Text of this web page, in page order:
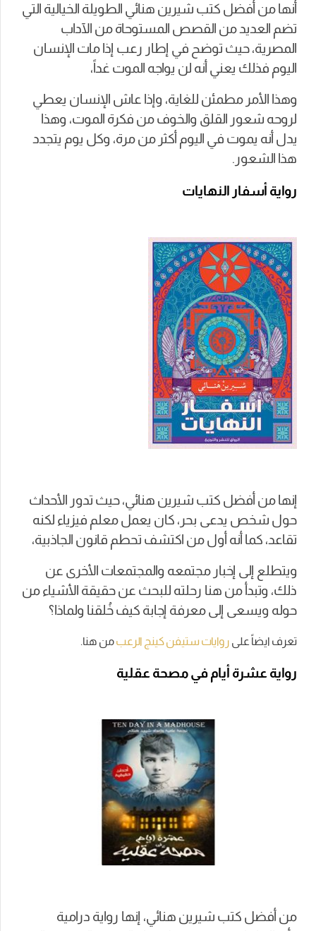
أنها من أفضل كتب شيرين هنائي الطويلة الخيالية التي
تضم العديد من القصص المستوحاة من الآداب
المصرية، حيث توضح في إطار رعب إذا مات الإنسان
اليوم فذلك يعني أنه لن يواجه الموت غداً،
وهذا الأمر مطمئن للغاية، وإذا عاش الإنسان يعطي
لروحه شعور القلق والخوف من فكرة الموت، وهذا
يدل أنه يموت في اليوم أكثر من مرة، وكل يوم يتجدد
هذا الشعور.
رواية أسفار النهايات
إنها من أفضل كتب شيرين هنائي، حيث تدور الأحداث
حول شخص يدعى بحر، كان يعمل معلم فيزياء لكنه
تقاعد، كما أنه أول من اكتشف تحطم قانون الجاذبية،
ويتطلع إلى إخبار مجتمعه والمجتمعات الأخرى عن
ذلك، وتبدأ من هنا رحلته للبحث عن حقيقة الأشياء من
حوله ويسعى إلى معرفة إجابة كيف خُلقنا ولماذا؟
تعرف ايضاً على روايات ستيفن كينج الرعبمن هنا.
رواية عشرة أيام في مصحة عقلية
من أفضل كتب شيرين هنائي، إنها رواية درامية